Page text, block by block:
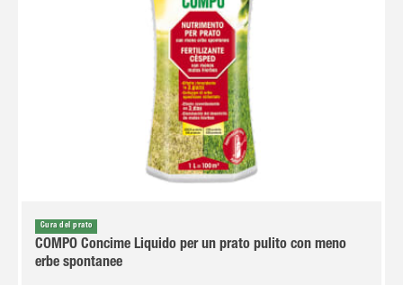
Cura del prato
COMPO Concime Liquido per un prato pulito con meno
erbe spontanee